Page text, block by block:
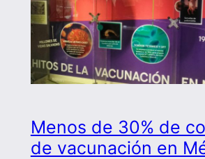
Menos de 30% de
de vacunación en